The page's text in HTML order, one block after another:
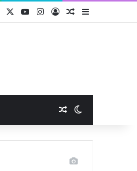
Facebook YouTubeInstagram
Log InRandom Article
Random Article